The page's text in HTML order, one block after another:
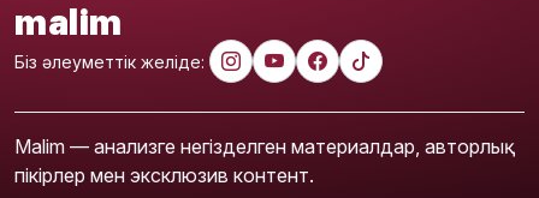
malim
Біз әлеуметтік желіде:
Malim — анализге негізделген материалдар, авторлық
пікірлер мен эксклюзив контент.